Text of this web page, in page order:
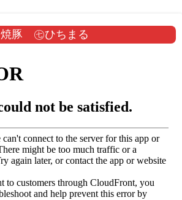
焼豚 ㊆ひちまる